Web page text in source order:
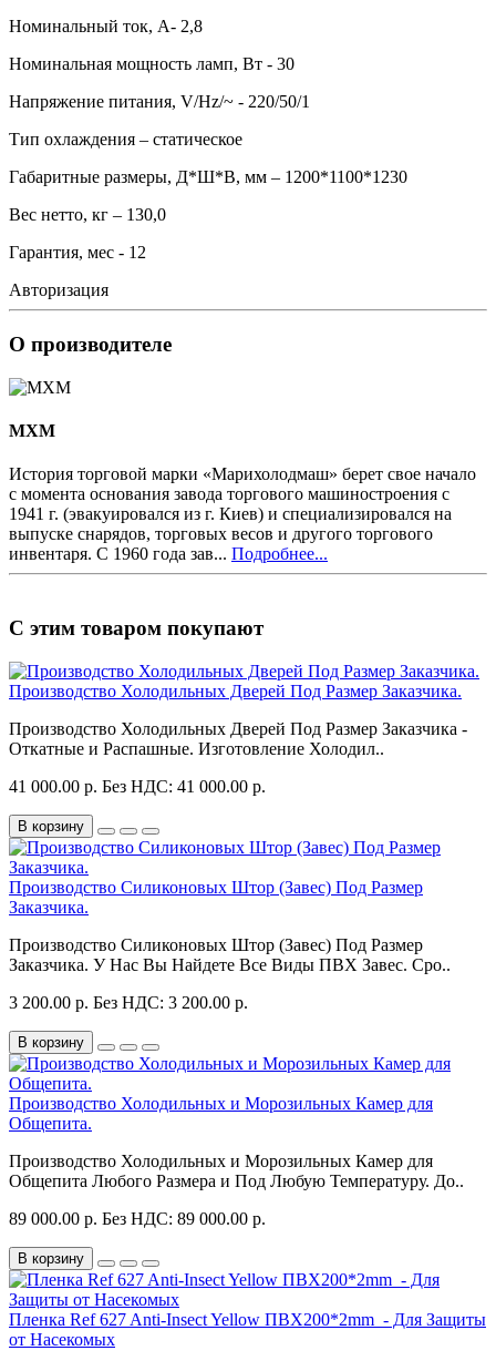
Номинальный ток, А- 2,8
Номинальная мощность ламп, Вт - 30
Напряжение питания, V/Hz/~ - 220/50/1
Тип охлаждения – статическое
Габаритные размеры, Д*Ш*В, мм – 1200*1100*1230
Вес нетто, кг – 130,0
Гарантия, мес - 12
Авторизация
О производителе
MXM
История торговой марки «Марихолодмаш» берет свое начало
с момента основания завода торгового машиностроения с
1941 г. (эвакуировался из г. Киев) и специализировался на
выпуске снарядов, торговых весов и другого торгового
инвентаря. С 1960 года зав... Подробнее...
С этим товаром покупают
Производство Холодильных Дверей Под Размер Заказчика.
Производство Холодильных Дверей Под Размер Заказчика -
Откатные и Распашные. Изготовление Холодил..
41 000.00 р. Без НДС: 41 000.00 р.
В корзину
Производство Силиконовых Штор (Завес) Под Размер
Заказчика.
Производство Силиконовых Штор (Завес) Под Размер
Заказчика. У Нас Вы Найдете Все Виды ПВХ Завес. Сро..
3 200.00 р. Без НДС: 3 200.00 р.
В корзину
Производство Холодильных и Морозильных Камер для
Общепита.
Производство Холодильных и Морозильных Камер для
Общепита Любого Размера и Под Любую Температуру. До..
89 000.00 р. Без НДС: 89 000.00 р.
В корзину
Пленка Ref 627 Anti-Insect Yellow ПВХ200*2mm - Для Защиты
от Насекомых